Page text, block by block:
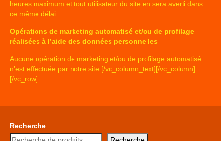
heures maximum et tout utilisateur du site en sera averti dans
ce même délai.
Opérations de marketing automatisé et/ou de profilage
réalisées à l’aide des données personnelles
Aucune opération de marketing et/ou de profilage automatisé
n’est effectuée par notre site.[/vc_column_text][/vc_column]
[/vc_row]
Recherche